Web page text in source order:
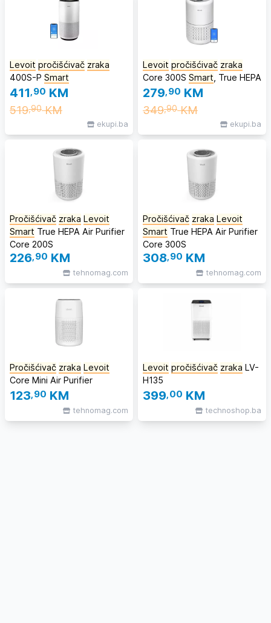
Levoit pročišćivač zraka
400S-P Smart
411,90 KM
519,90KM
ekupi.ba
Levoit pročišćivač zraka
Core 300S Smart , True HEPA
279,90 KM
349,90KM
ekupi.ba
Pročišćivač zraka Levoit
Smart True HEPA Air Purifier
Core 200S
226,90 KM
tehnomag.com
Pročišćivač zraka Levoit
Smart True HEPA Air Purifier
Core 300S
308,90 KM
tehnomag.com
Pročišćivač zraka Levoit
Core Mini Air Purifier
123,90 KM
tehnomag.com
Levoit pročišćivač zraka LV-
H135
399,00 KM
technoshop.ba